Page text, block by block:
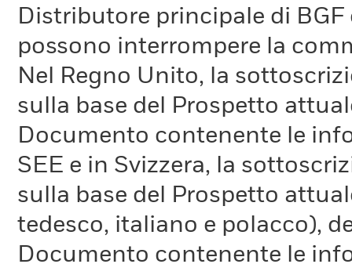
Distributore principale di BGF
possono interrompere la
Nel Regno Unito, la
sulla base del Prospetto
Documento contenente le
SEE e in Svizzera, la
sulla base del Prospetto
tedesco, italiano e polacco),
Documento contenente le